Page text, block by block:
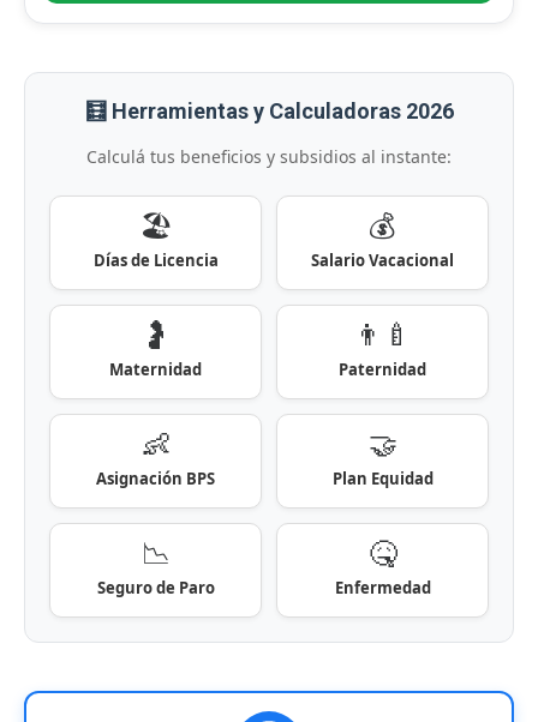
🧮 Herramientas y Calculadoras 2026
Calculá tus beneficios y subsidios al instante:
🏖️
Días de Licencia
💰
Salario Vacacional
🤰
Maternidad
👨‍🍼
Paternidad
👶
Asignación BPS
🤝
Plan Equidad
📉
Seguro de Paro
🤒
Enfermedad